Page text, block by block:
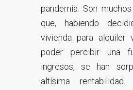
pandemia. Son
que, habiendo
vivienda para alquiler
poder percibir una
ingresos, se han
altísima